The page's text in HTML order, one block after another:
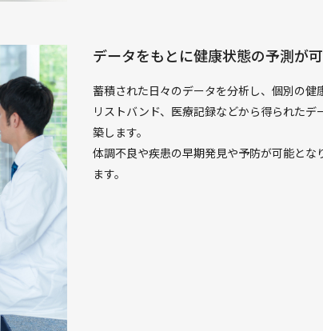
データをもとに健康状態の予測が
蓄積された日々のデータを分析し、個別の健
リストバンド、医療記録などから得られた
築します。
体調不良や疾患の早期発見や予防が可能とな
ます。